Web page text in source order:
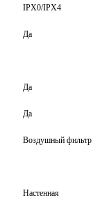
IPX0/IPX4
Да
Да
Да
Воздушный фильтр
Настенная